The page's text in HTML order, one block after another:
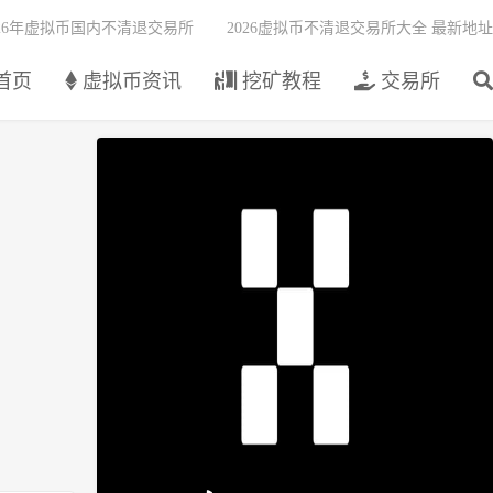
页 虚拟币资讯 挖矿教程 交易所
年虚拟币国内不清退交易所 2026虚拟币不清退交易所大全 最新地址